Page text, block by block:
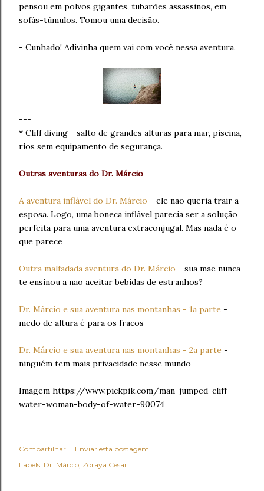
pensou em polvos gigantes, tubarões assassinos, em
sofás-túmulos. Tomou uma decisão.
- Cunhado! Adivinha quem vai com você nessa aventura.
---
* Cliff diving - salto de grandes alturas para mar, piscina,
rios sem equipamento de segurança.
Outras aventuras do Dr. Márcio
A aventura inflável do Dr. Márcio - ele não queria trair a
esposa. Logo, uma boneca inflável parecia ser a solução
perfeita para uma aventura extraconjugal. Mas nada é o
que parece
Outra malfadada aventura do Dr. Márcio - sua mãe nunca
te ensinou a nao aceitar bebidas de estranhos?
Dr. Márcio e sua aventura nas montanhas - 1a parte -
medo de altura é para os fracos
Dr. Márcio e sua aventura nas montanhas - 2a parte -
ninguém tem mais privacidade nesse mundo
Imagem https://www.pickpik.com/man-jumped-cliff-
water-woman-body-of-water-90074
Compartilhar
Enviar esta postagem
Labels: Dr. Márcio Zoraya Cesar